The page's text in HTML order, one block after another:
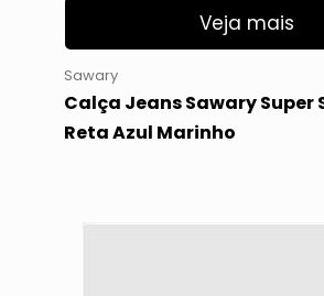
Veja mais
Sawary
Calça Jeans Sawary Super
Reta Azul Marinho